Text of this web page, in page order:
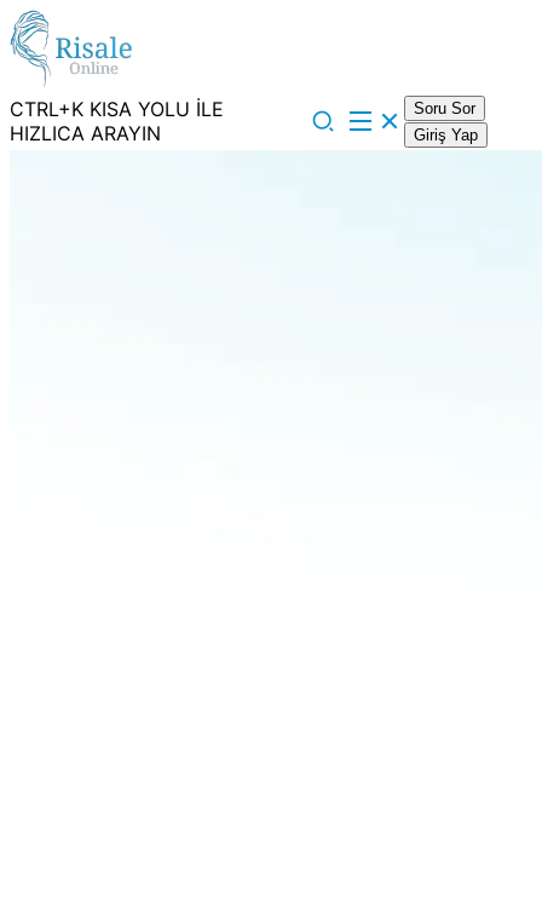
CTRL+K KISA YOLU İLE
HIZLICA ARAYIN
Soru Sor
Giriş Yap